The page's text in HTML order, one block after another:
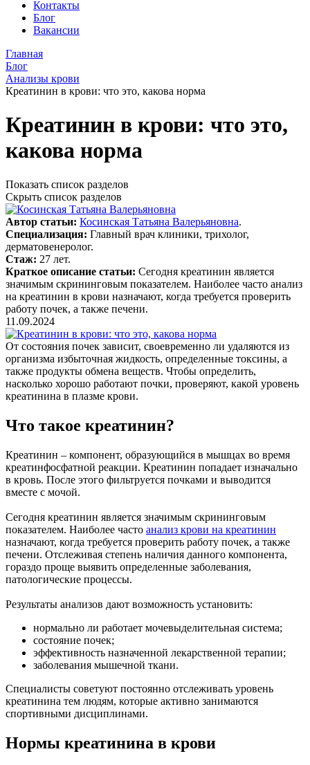
Контакты
Блог
Вакансии
Главная
Блог
Анализы крови
Креатинин в крови: что это, какова норма
Креатинин в крови: что это,
какова норма
Показать список разделов
Скрыть список разделов
Автор статьи: Косинская Татьяна Валерьяновна.
Специализация: Главный врач клиники, трихолог,
дерматовенеролог.
Стаж: 27 лет.
Краткое описание статьи: Сегодня креатинин является
значимым скрининговым показателем. Наиболее часто анализ
на креатинин в крови назначают, когда требуется проверить
работу почек, а также печени.
11.09.2024
От состояния почек зависит, своевременно ли удаляются из
организма избыточная жидкость, определенные токсины, а
также продукты обмена веществ. Чтобы определить,
насколько хорошо работают почки, проверяют, какой уровень
креатинина в плазме крови.
Что такое креатинин?
Креатинин – компонент, образующийся в мышцах во время
креатинфосфатной реакции. Креатинин попадает изначально
в кровь. После этого фильтруется почками и выводится
вместе с мочой.
Сегодня креатинин является значимым скрининговым
показателем. Наиболее часто анализ крови на креатинин
назначают, когда требуется проверить работу почек, а также
печени. Отслеживая степень наличия данного компонента,
гораздо проще выявить определенные заболевания,
патологические процессы.
Результаты анализов дают возможность установить:
нормально ли работает мочевыделительная система;
состояние почек;
эффективность назначенной лекарственной терапии;
заболевания мышечной ткани.
Специалисты советуют постоянно отслеживать уровень
креатинина тем людям, которые активно занимаются
спортивными дисциплинами.
Нормы креатинина в крови